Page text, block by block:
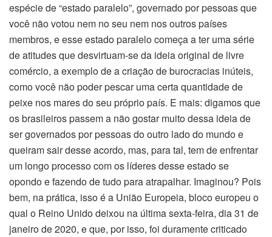
espécie de “estado paralelo”, governado por pessoas que
você não votou nem no seu nem nos outros países
membros, e esse estado paralelo começa a ter uma série
de atitudes que desvirtuam-se da ideia original de livre
comércio, a exemplo de a criação de burocracias inúteis,
como você não poder pescar uma certa quantidade de
peixe nos mares do seu próprio país. E mais: digamos que
os brasileiros passem a não gostar muito dessa ideia de
ser governados por pessoas do outro lado do mundo e
queiram sair desse acordo, mas, para tal, tem de enfrentar
um longo processo com os líderes desse estado se
opondo e fazendo de tudo para atrapalhar. Imaginou? Pois
bem, na prática, isso é a União Europeia, bloco europeu o
qual o Reino Unido deixou na última sexta-feira, dia 31 de
janeiro de 2020, e que, por isso, foi duramente criticado